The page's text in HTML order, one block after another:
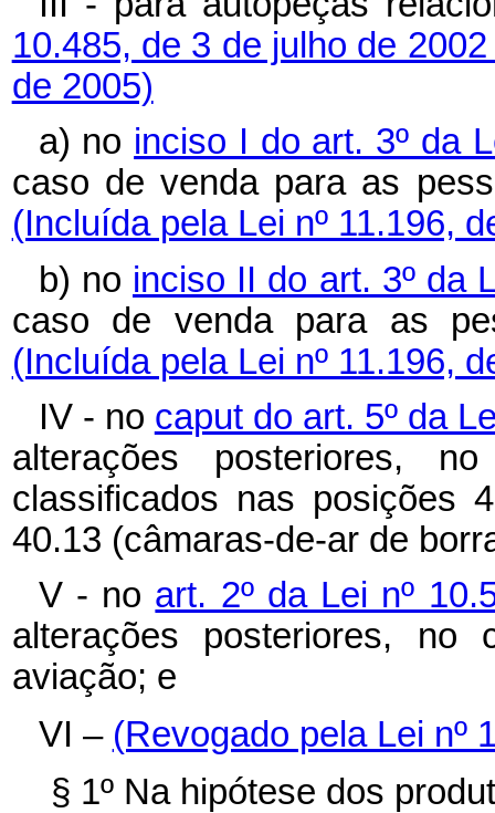
10.485, de 3 de julho de
de 2005)
a) no inciso I do art. 3º da
caso de venda para as
(Incluída pela Lei nº 11.196,
b) no inciso II do art. 3º da
caso de venda para as
(Incluída pela Lei nº 11.196,
IV - no caput do art. 5º da
alterações posteriores,
classificados nas posições
40.13 (câmaras-de-ar de
V - no art. 2º da Lei nº
alterações posteriores,
aviação; e
VI – (Revogado pela Lei nº
§ 1º Na hipótese dos